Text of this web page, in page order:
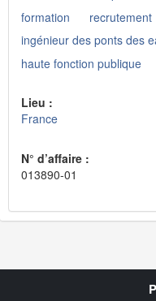
formation
recrutement
ingénieur des ponts des
haute fonction publique
Lieu :
France
N° d’affaire :
013890-01